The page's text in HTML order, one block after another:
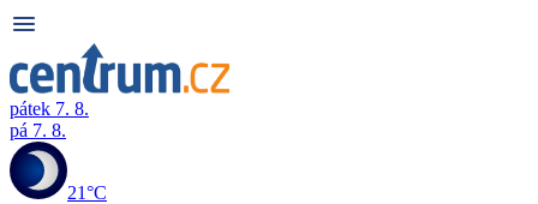
pátek 7. 8.
pá 7. 8.
21°C